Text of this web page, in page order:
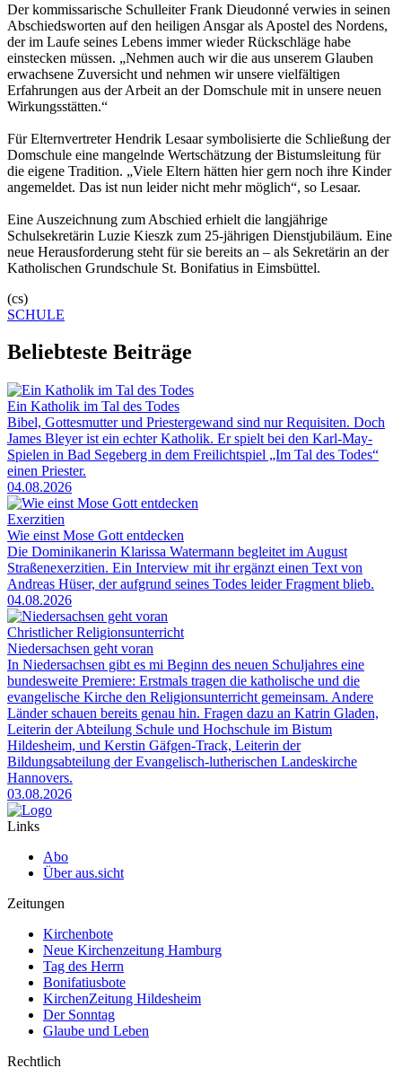
Der kommissarische Schulleiter Frank Dieudonné verwies in seinen
Abschiedsworten auf den heiligen Ansgar als Apostel des Nordens,
der im Laufe seines Lebens immer wieder Rückschläge habe
einstecken müssen. „Nehmen auch wir die aus unserem Glauben
erwachsene Zuversicht und nehmen wir unsere vielfältigen
Erfahrungen aus der Arbeit an der Domschule mit in unsere neuen
Wirkungsstätten.“
Für Elternvertreter Hendrik Lesaar symbolisierte die Schließung der
Domschule eine mangelnde Wertschätzung der Bistumsleitung für
die eigene Tradition. „Viele Eltern hätten hier gern noch ihre Kinder
angemeldet. Das ist nun leider nicht mehr möglich“, so Lesaar.
Eine Auszeichnung zum Abschied erhielt die langjährige
Schulsekretärin Luzie Kieszk zum 25-jährigen Dienstjubiläum. Eine
neue Herausforderung steht für sie bereits an – als Sekretärin an der
Katholischen Grundschule St. Bonifatius in Eimsbüttel.
(cs)
SCHULE
Beliebteste Beiträge
Ein Katholik im Tal des Todes
Bibel, Gottesmutter und Priestergewand sind nur Requisiten. Doch
James Bleyer ist ein echter Katholik. Er spielt bei den Karl-May-
Spielen in Bad Segeberg in dem Freilichtspiel „Im Tal des Todes“
einen Priester.
04.08.2026
Exerzitien
Wie einst Mose Gott entdecken
Die Dominikanerin Klarissa Watermann begleitet im August
Straßenexerzitien. Ein Interview mit ihr ergänzt einen Text von
Andreas Hüser, der aufgrund seines Todes leider Fragment blieb.
04.08.2026
Christlicher Religionsunterricht
Niedersachsen geht voran
In Niedersachsen gibt es mi Beginn des neuen Schuljahres eine
bundesweite Premiere: Erstmals tragen die katholische und die
evangelische Kirche den Religionsunterricht gemeinsam. Andere
Länder schauen bereits genau hin. Fragen dazu an Katrin Gladen,
Leiterin der Abteilung Schule und Hochschule im Bistum
Hildesheim, und Kerstin Gäfgen-Track, Leiterin der
Bildungsabteilung der Evangelisch-lutherischen Landeskirche
Hannovers.
03.08.2026
Links
Abo
Über aus.sicht
Zeitungen
Kirchenbote
Neue Kirchenzeitung Hamburg
Tag des Herrn
Bonifatiusbote
KirchenZeitung Hildesheim
Der Sonntag
Glaube und Leben
Rechtlich